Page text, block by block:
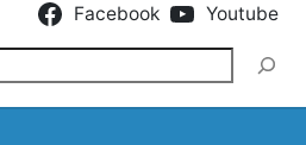
Facebook Youtube